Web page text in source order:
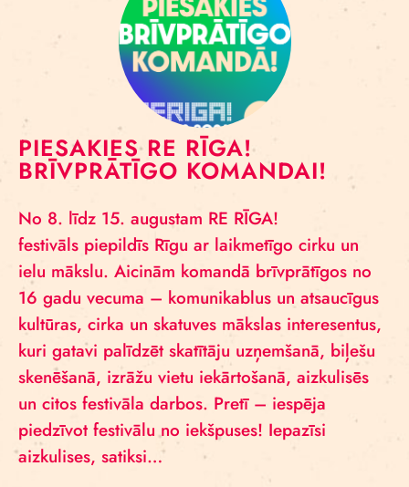
PIESAKIES RE RĪGA!
BRĪVPRĀTĪGO KOMANDAI!
No 8. līdz 15. augustam RE RĪGA!
festivāls piepildīs Rīgu ar laikmetīgo cirku un
ielu mākslu. Aicinām komandā brīvprātīgos no
16 gadu vecuma – komunikablus un atsaucīgus
kultūras, cirka un skatuves mākslas interesentus,
kuri gatavi palīdzēt skatītāju uzņemšanā, biļešu
skenēšanā, izrāžu vietu iekārtošanā, aizkulisēs
un citos festivāla darbos. Pretī – iespēja
piedzīvot festivālu no iekšpuses! Iepazīsi
aizkulises, satiksi…